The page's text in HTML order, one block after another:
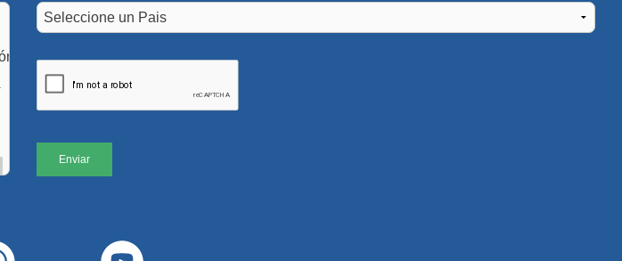
Convenio UAI - Consejo
Profesional de Relaciones
Públicas
desarrollo de las relaciones públicas
Ver todas las actividades